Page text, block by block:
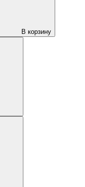
В корзину